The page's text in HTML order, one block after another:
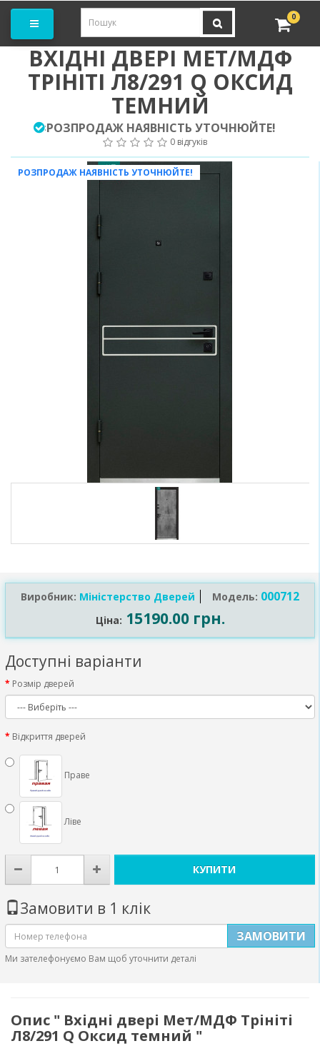
0
ВХІДНІ ДВЕРІ МЕТ/МДФ
ТРІНІТІ Л8/291 Q ОКСИД
ТЕМНИЙ
:РОЗПРОДАЖ НАЯВНІСТЬ УТОЧНЮЙТЕ!
0 відгуків
РОЗПРОДАЖ НАЯВНІСТЬ УТОЧНЮЙТЕ!
Виробник: Міністерство Дверей Модель: 000712
Ціна: 15190.00 грн.
Доступні варіанти
Розмір дверей
Відкриття дверей
Праве
Ліве
КУПИТИ
Замовити в 1 клік
ЗАМОВИТИ
Ми зателефонуємо Вам щоб уточнити деталі
Опис " Вхідні двері Мет/МДФ Трініті
Л8/291 Q Оксид темний "